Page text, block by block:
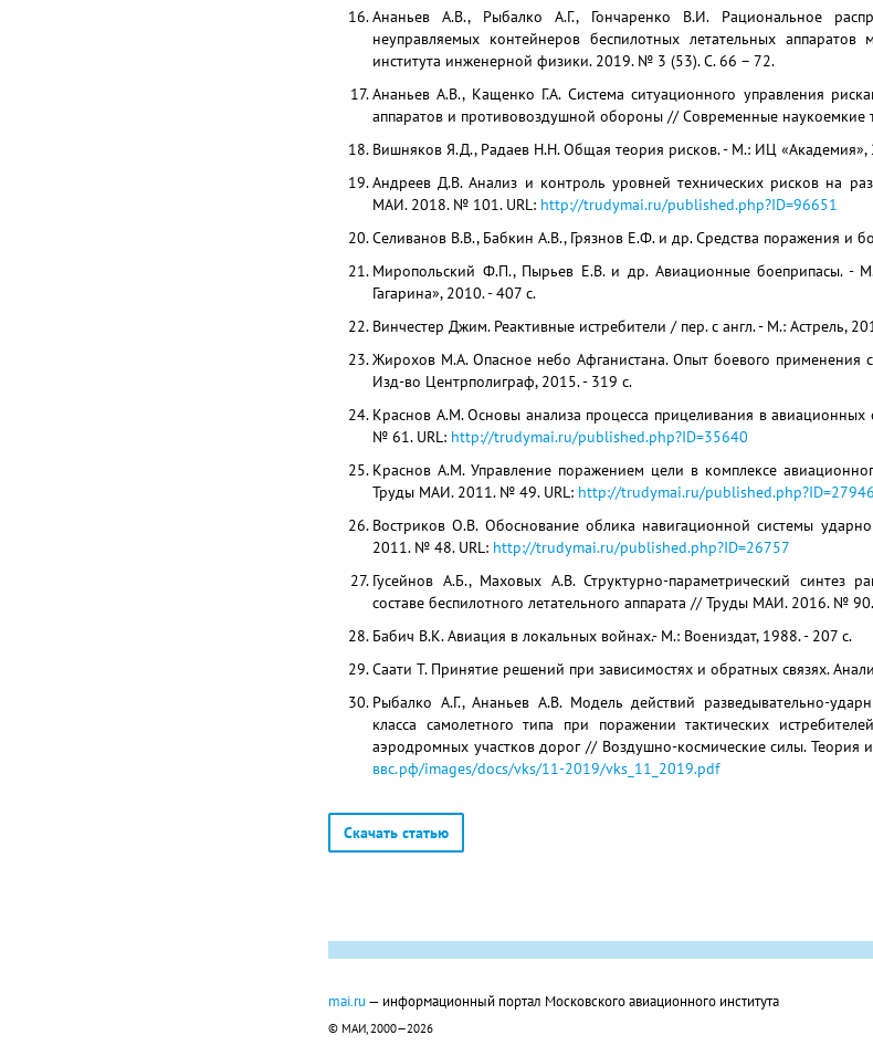
Ананьев А.В., Рыбалко А.Г., Гончаренко В.И. Рациональное
неуправляемых контейнеров беспилотных летательных
института инженерной физики. 2019. № 3 (53). С. 66 – 72.
Ананьев А.В., Кащенко Г.А. Система ситуационного управления
аппаратов и противовоздушной обороны // Современные наукоемкие
Вишняков Я.Д., Радаев Н.Н. Общая теория рисков. - М.: ИЦ «Академия»,
Андреев Д.В. Анализ и контроль уровней технических рисков на
МАИ. 2018. № 101. URL: http://trudymai.ru/published.php?ID=96651
Селиванов В.В., Бабкин А.В., Грязнов Е.Ф. и др. Средства поражения и
Миропольский Ф.П., Пырьев Е.В. и др. Авиационные боеприпасы.
Гагарина», 2010. - 407 с.
Винчестер Джим. Реактивные истребители / пер. с англ. - М.: Астрель,
Жирохов М.А. Опасное небо Афганистана. Опыт боевого применения
Изд-во Центрполиграф, 2015. - 319 с.
Краснов А.М. Основы анализа процесса прицеливания в
№ 61. URL: http://trudymai.ru/published.php?ID=35640
Краснов А.М. Управление поражением цели в комплексе
Труды МАИ. 2011. № 49. URL: http://trudymai.ru/published.php?ID=27946
Востриков О.В. Обоснование облика навигационной системы
2011. № 48. URL: http://trudymai.ru/published.php?ID=26757
Гусейнов А.Б., Маховых А.В. Структурно-параметрический синтез
составе беспилотного летательного аппарата // Труды МАИ. 2016. №
Бабич В.К. Авиация в локальных войнах.- М.: Воениздат, 1988. - 207 с.
Саати Т. Принятие решений при зависимостях и обратных связях.
Рыбалко А.Г., Ананьев А.В. Модель действий разведывательно-
класса самолетного типа при поражении тактических
аэродромных участков дорог // Воздушно-космические силы. Теория
ввс.рф/images/docs/vks/11-2019/vks_11_2019.pdf
Скачать статью
mai.ru — информационный портал Московского авиационного института
© МАИ, 2000—2026